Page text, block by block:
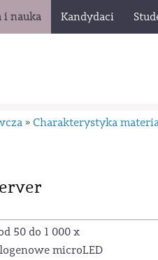
i nauka Kandydaci
» Charakterystyka
50 do 1 000 x
microLED